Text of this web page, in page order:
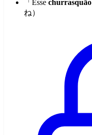
「Esse churrasquão
ね）